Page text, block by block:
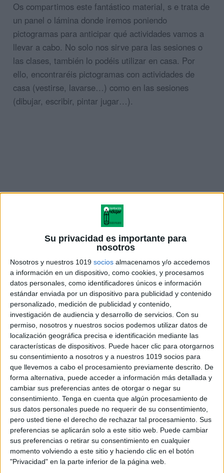
Su privacidad es importante para
nosotros
Nosotros y nuestros 1019 socios almacenamos y/o accedemos
a información en un dispositivo, como cookies, y procesamos
datos personales, como identificadores únicos e información
estándar enviada por un dispositivo para publicidad y contenido
personalizado, medición de publicidad y contenido,
investigación de audiencia y desarrollo de servicios. Con su
permiso, nosotros y nuestros socios podemos utilizar datos de
localización geográfica precisa e identificación mediante las
características de dispositivos. Puede hacer clic para otorgarnos
su consentimiento a nosotros y a nuestros 1019 socios para
que llevemos a cabo el procesamiento previamente descrito. De
forma alternativa, puede acceder a información más detallada y
cambiar sus preferencias antes de otorgar o negar su
consentimiento. Tenga en cuenta que algún procesamiento de
sus datos personales puede no requerir de su consentimiento,
pero usted tiene el derecho de rechazar tal procesamiento. Sus
preferencias se aplicarán solo a este sitio web. Puede cambiar
sus preferencias o retirar su consentimiento en cualquier
momento volviendo a este sitio y haciendo clic en el botón
"Privacidad" en la parte inferior de la página web.
Os compartimos este fantástico material, s e trata de
un panel o lámina donde iremos poniendo
pictogramas para anticipar qué actividades vamos a
llevar a cabo. No solo nos sirve para las sesiones o
las clases, también lo podéis utilizar en casa. Por
ello, encontraréis pictogramas con actividades de
casa (vestirse, lavarse…) como en las sesiones
(dibujar, escribir, pintar jugar…).